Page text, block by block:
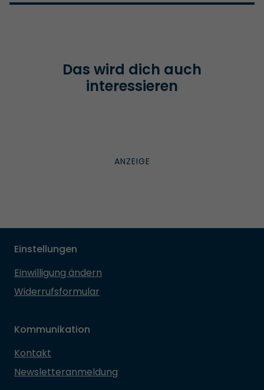
Das wird dich auch
interessieren
Einstellungen
Einwilligung ändern
Widerrufsformular
Kommunikation
Kontakt
Newsletteranmeldung